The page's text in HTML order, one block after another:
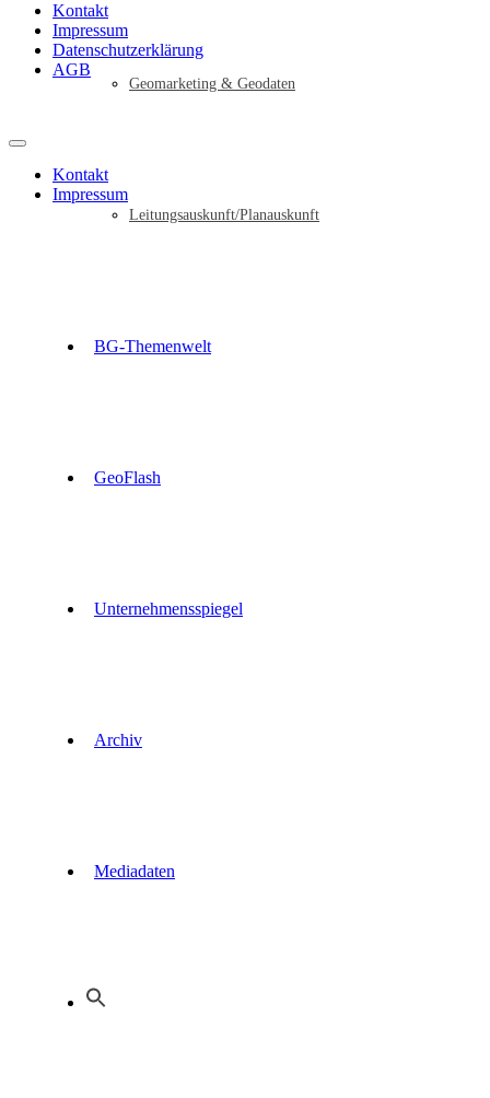
Geomarketing & Geodaten
Leitungsauskunft/Planauskunft
BG-Themenwelt
GeoFlash
Unternehmensspiegel
Archiv
Mediadaten
Kontakt
Impressum
Datenschutzerklärung
AGB
Kontakt
Impressum